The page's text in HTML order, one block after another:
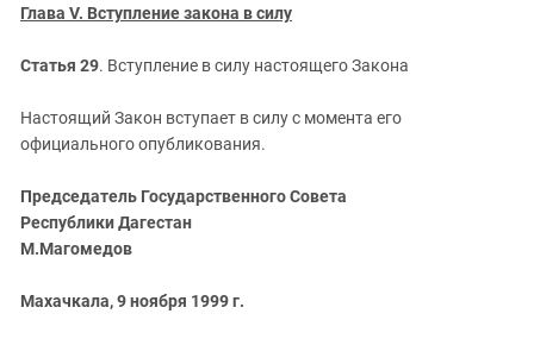
Глава V. Вступление закона в силу
Статья 29. Вступление в силу настоящего Закона
Настоящий Закон вступает в силу с момента его
официального опубликования.
Председатель Государственного Совета
Республики Дагестан
М.Магомедов
Махачкала,9 ноября 1999 г.